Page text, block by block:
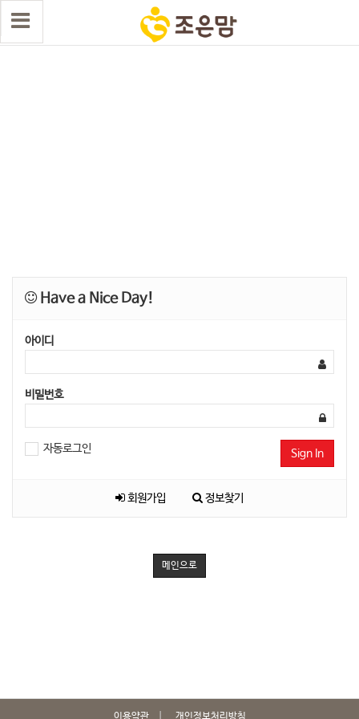
Have a Nice Day!
아이디
비밀번호
자동로그인 Sign In
회원가입 정보찾기
메인으로
이용약관 개인정보처리방침